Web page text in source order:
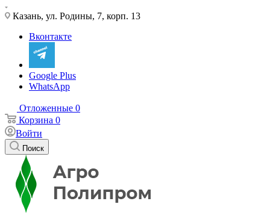
Казань, ул. Родины, 7, корп. 13
Вконтакте
Google Plus
WhatsApp
Отложенные 0
Корзина 0
Войти
Поиск